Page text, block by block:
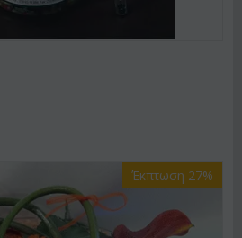
Έκπτωση 27%